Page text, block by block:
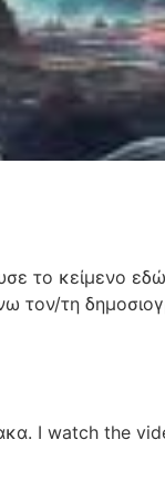
το κείμενο
τη
I watch the